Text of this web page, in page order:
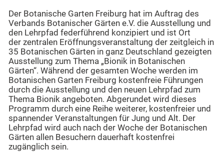
Der Botanische Garten Freiburg hat im Auftrag des
Verbands Botanischer Gärten e.V. die Ausstellung und
den Lehrpfad federführend konzipiert und ist Ort
der zentralen Eröffnungsveranstaltung der zeitgleich in
35 Botanischen Gärten in ganz Deutschland gezeigten
Ausstellung zum Thema „Bionik in Botanischen
Gärten“. Während der gesamten Woche werden im
Botanischen Garten Freiburg kostenfreie Führungen
durch die Ausstellung und den neuen Lehrpfad zum
Thema Bionik angeboten. Abgerundet wird dieses
Programm durch eine Reihe weiterer, kostenfreier und
spannender Veranstaltungen für Jung und Alt. Der
Lehrpfad wird auch nach der Woche der Botanischen
Gärten allen Besuchern dauerhaft kostenfrei
zugänglich sein.